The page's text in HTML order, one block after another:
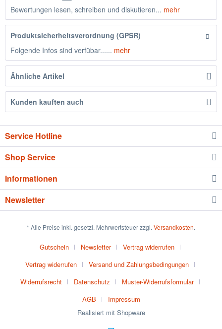
Bewertungen lesen, schreiben und diskutieren... mehr
Produktsicherheitsverordnung (GPSR)
Folgende Infos sind verfübar...... mehr
Ähnliche Artikel
Kunden kauften auch
Service Hotline
Shop Service
Informationen
Newsletter
* Alle Preise inkl. gesetzl. Mehrwertsteuer zzgl. Versandkosten.
Gutschein Newsletter
Vertrag widerrufen
Vertrag widerrufen
Versand und Zahlungsbedingungen
Widerrufsrecht
Datenschutz
Muster-Widerrufsformular
AGB
Impressum
Realisiert mit Shopware